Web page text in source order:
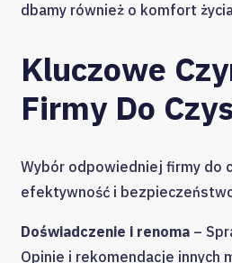
dbamy również o komfort
Kluczowe
Firmy Do
Wybór odpowiedniej firmy do
efektywność i
Doświadczenie i renoma –
Opinie i rekomendacje innych